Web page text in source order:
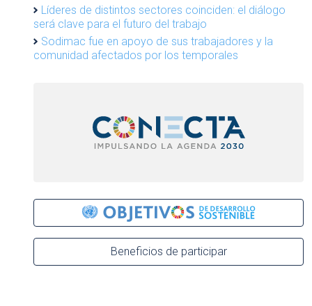
Líderes de distintos sectores coinciden: el diálogo
será clave para el futuro del trabajo
Sodimac fue en apoyo de sus trabajadores y la
comunidad afectados por los temporales
Beneficios de participar